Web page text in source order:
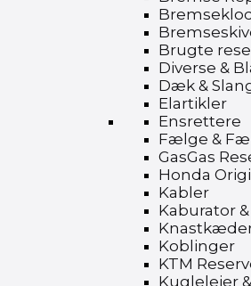
Brugte
Diverse &
Dæk &
Elartikler
Ensrettere
Fælge &
GasGas
Honda
Kabler
Kaburator
Koblinger
KTM
Kuglelejer